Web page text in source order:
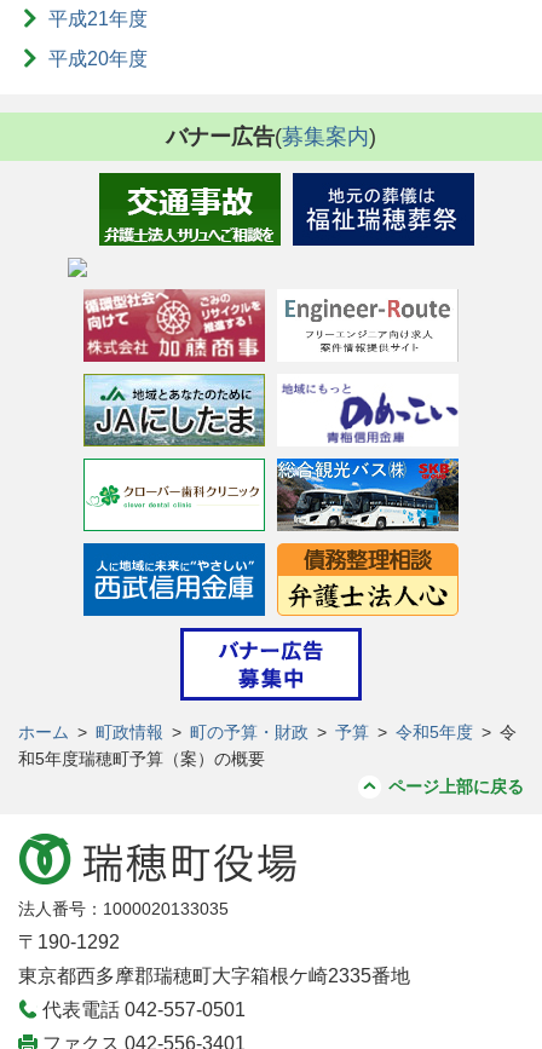
平成21年度
平成20年度
バナー広告(募集案内)
ホーム > 町政情報 > 町の予算・財政 > 予算 > 令和5年度 > 令
和5年度瑞穂町予算（案）の概要
ページ上部に戻る
法人番号：1000020133035
〒190-1292
東京都西多摩郡瑞穂町大字箱根ケ崎2335番地
代表電話 042-557-0501
ファクス 042-556-3401